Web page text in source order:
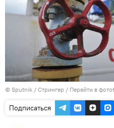
© Sputnik / Стрингер / Перейти в
Подписаться